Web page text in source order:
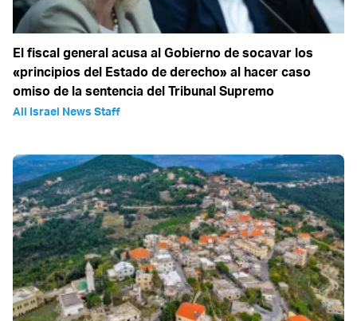
El fiscal general acusa al Gobierno de socavar los
«principios del Estado de derecho» al hacer caso
omiso de la sentencia del Tribunal Supremo
All Israel News Staff